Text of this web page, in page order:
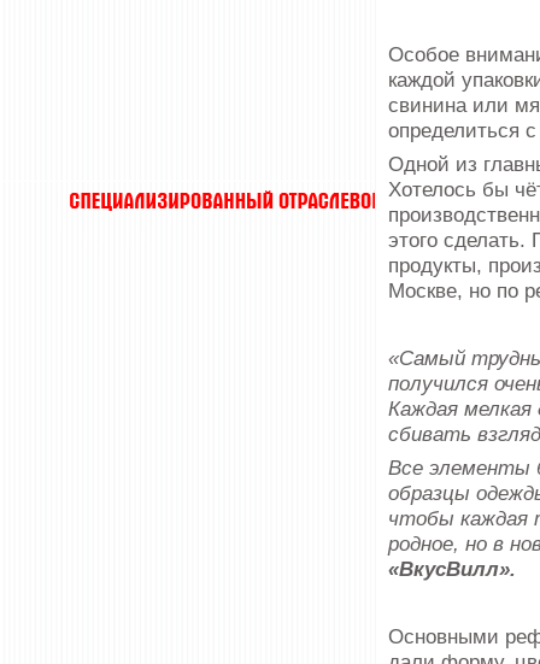
Особое
каждой
свинина или
определиться
Одной из
Хотелось бы
этого
продукты,
Москве, но по
«Самый
получился
Каждая
сбивать
Все элементы
образцы
чтобы каждая
родное, но в
«ВкусВилл».
Основными